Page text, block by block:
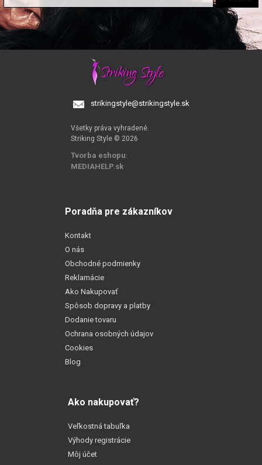
strikingstyle@strikingstyle.sk
Všetky práva vyhradené.
Striking Style © 2026
Tvorba eshopu:
MEDIAHELP.sk
Poradňa pre zákazníkov
Kontakt
O nás
Obchodné podmienky
Reklamácie
Ako Nakupovať
Spôsob dopravy a platby
Dodanie tovaru
Ochrana osobných údajov
Cookies
Blog
Ako nakupovať?
Veľkostná tabuľka
Výhody registrácie
Môj účet